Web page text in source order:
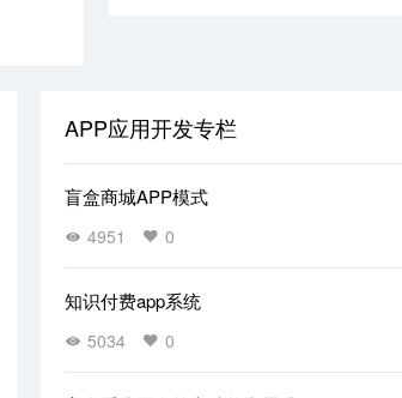
APP应用开发专栏
盲盒商城APP模式
4951 0
知识付费app系统
5034 0